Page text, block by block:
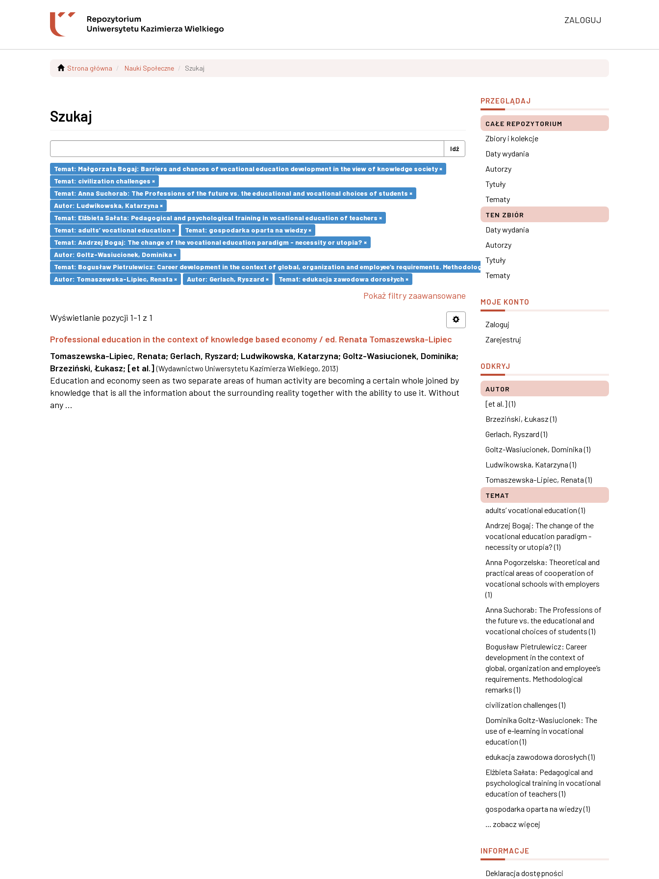
ZALOGUJ
Strona główna Nauki Społeczne Szukaj
Szukaj
Idź
Temat: Małgorzata Bogaj: Barriers and chances of vocational education development in the view of knowledge society ×
Temat: civilization challenges ×
Temat: Anna Suchorab: The Professions of the future vs. the educational and vocational choices of students ×
Autor: Ludwikowska, Katarzyna ×
Temat: Elżbieta Sałata: Pedagogical and psychological training in vocational education of teachers ×
Temat: adults’ vocational education ×
Temat: gospodarka oparta na wiedzy ×
Temat: Andrzej Bogaj: The change of the vocational education paradigm - necessity or utopia? ×
Autor: Goltz-Wasiucionek, Dominika ×
Temat: Bogusław Pietrulewicz: Career development in the context of global, organization and employee’s requirements. Methodological remarks ×
Autor: Tomaszewska-Lipiec, Renata ×
Autor: Gerlach, Ryszard × Temat: edukacja zawodowa dorosłych ×
Pokaż filtry zaawansowane
Wyświetlanie pozycji 1-1 z 1
Professional education in the context of knowledge based economy / ed. Renata Tomaszewska-Lipiec
Tomaszewska-Lipiec, Renata; Gerlach, Ryszard; Ludwikowska, Katarzyna; Goltz-Wasiucionek, Dominika;
Brzeziński, Łukasz; [et al.] (Wydawnictwo Uniwersytetu Kazimierza Wielkiego, 2013)
Education and economy seen as two separate areas of human activity are becoming a certain whole joined by
knowledge that is all the information about the surrounding reality together with the ability to use it. Without
any ...
PRZEGLĄDAJ
CAŁE REPOZYTORIUM
Zbiory i kolekcje
Daty wydania
Autorzy
Tytuły
Tematy
TEN ZBIÓR
Daty wydania
Autorzy
Tytuły
Tematy
MOJE KONTO
Zaloguj
Zarejestruj
ODKRYJ
AUTOR
[et al.] (1)
Brzeziński, Łukasz (1)
Gerlach, Ryszard (1)
Goltz-Wasiucionek, Dominika (1)
Ludwikowska, Katarzyna (1)
Tomaszewska-Lipiec, Renata (1)
TEMAT
adults’ vocational education (1)
Andrzej Bogaj: The change of the
vocational education paradigm -
necessity or utopia? (1)
Anna Pogorzelska: Theoretical and
practical areas of cooperation of
vocational schools with employers
(1)
Anna Suchorab: The Professions of
the future vs. the educational and
vocational choices of students (1)
Bogusław Pietrulewicz: Career
development in the context of
global, organization and employee’s
requirements. Methodological
remarks (1)
civilization challenges (1)
Dominika Goltz-Wasiucionek: The
use of e-learning in vocational
education (1)
edukacja zawodowa dorosłych (1)
Elżbieta Sałata: Pedagogical and
psychological training in vocational
education of teachers (1)
gospodarka oparta na wiedzy (1)
... zobacz więcej
INFORMACJE
Deklaracja dostępności